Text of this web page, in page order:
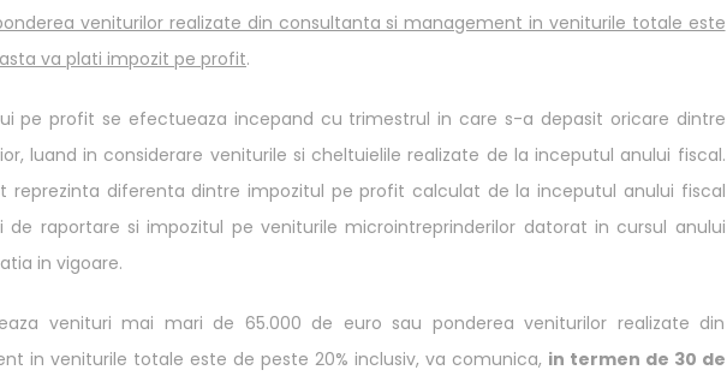
veniturilor realizate din consultanta si management in veniturile totale este
va plati impozit pe profit.
pe profit se efectueaza incepand cu trimestrul in care s-a depasit oricare dintre
luand in considerare veniturile si cheltuielile realizate de la inceputul anului fiscal.
reprezinta diferenta dintre impozitul pe profit calculat de la inceputul anului fiscal
de raportare si impozitul pe veniturile microintreprinderilor datorat in cursul anului
in vigoare.
venituri mai mari de 65.000 de euro sau ponderea veniturilor realizate din
in veniturile totale este de peste 20% inclusiv, va comunica, in termen de 30 de